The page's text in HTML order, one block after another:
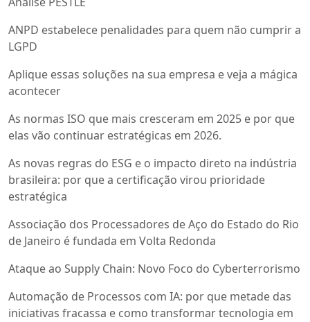
ANPD estabelece penalidades para quem não cumprir a
LGPD
Aplique essas soluções na sua empresa e veja a mágica
acontecer
As normas ISO que mais cresceram em 2025 e por que
elas vão continuar estratégicas em 2026.
As novas regras do ESG e o impacto direto na indústria
brasileira: por que a certificação virou prioridade
estratégica
Associação dos Processadores de Aço do Estado do Rio
de Janeiro é fundada em Volta Redonda
Ataque ao Supply Chain: Novo Foco do Cyberterrorismo
Automação de Processos com IA: por que metade das
iniciativas fracassa e como transformar tecnologia em